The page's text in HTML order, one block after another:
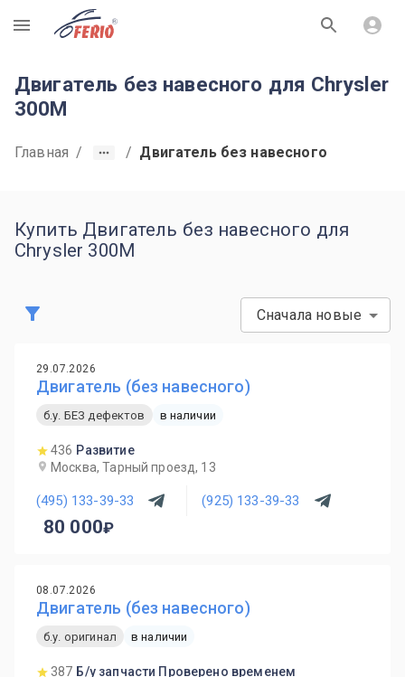
R
Двигатель без навесного для Chrysler
300M
Главная / / Двигатель без навесного
Купить Двигатель без навесного для
Chrysler 300M
Сначала новые
29.07.2026
Двигатель (без навесного)
б.у. БЕЗ дефектов в наличии
436 Развитие
Москва, Тарный проезд, 13
(495) 133-39-33 (925) 133-39-33
80 000
08.07.2026
Двигатель (без навесного)
б.у. оригинал в наличии
387 Б/у запчасти Проверено временем